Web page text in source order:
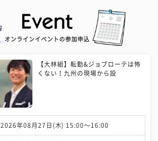
オンラインイベントの参加申込
【大林組】転勤&ジョブローテは怖
くない！九州の現場から設
2026年08月27日(木) 15:00〜16:00